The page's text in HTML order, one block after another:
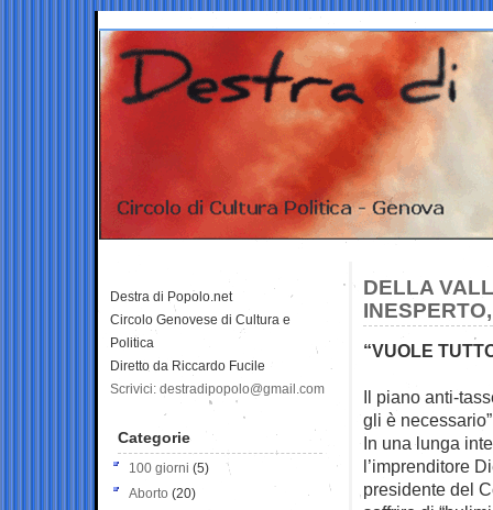
DELLA
“VUOLE
Il piano anti-
gli è
In una lunga
l’imprenditore
presidente del
Destra di Popolo.net
Circolo Genovese di Cultura e
Politica
Diretto da Riccardo Fucile
Scrivici: destradipopolo@gmail.com
Categorie
100 giorni (5)
Aborto (20)